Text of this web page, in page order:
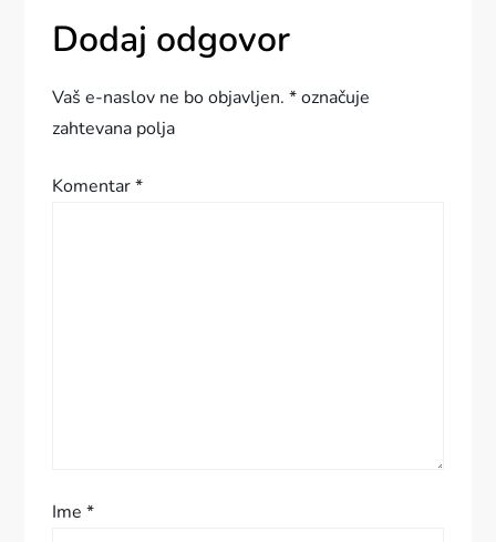
a
c
i
j
p
Dodaj odgovor
Vaš e-naslov ne bo objavljen. *označuje
zahtevana polja
Komentar*
Ime*